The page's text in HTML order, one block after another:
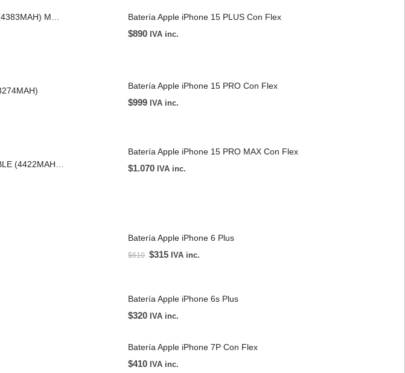
Batería Apple iPhone 15 PLUS Con Flex
$890 IVA inc.
Batería Apple iPhone 15 PRO Con Flex
$999 IVA inc.
Batería Apple iPhone 15 PRO MAX Con Flex
$1.070 IVA inc.
Batería Apple iPhone 6 Plus
$610 $315 IVA inc.
Batería Apple iPhone 6s Plus
$320 IVA inc.
Batería Apple iPhone 7P Con Flex
$410 IVA inc.